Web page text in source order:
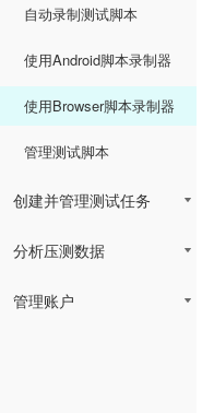
自动录制测试脚本
使用Android脚本录制器
使用Browser脚本录制器
管理测试脚本
创建并管理测试任务
分析压测数据
管理账户